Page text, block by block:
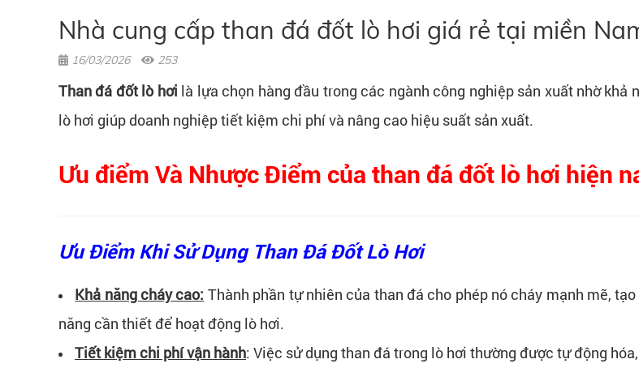
Nhà cung cấp than đá đốt lò hơi giá rẻ tại miền
16/03/2026 253
Than đá đốt lò hơi là lựa chọn hàng đầu trong các ngành công nghiệp sản xuất nhờ
lò hơi giúp doanh nghiệp tiết kiệm chi phí và nâng cao hiệu suất sản xuất.
Ưu điểm Và Nhược Điểm của than đá đốt lò hơi hiện
Ưu Điểm Khi Sử Dụng Than Đá Đốt Lò Hơi
Khả năng cháy cao: Thành phần tự nhiên của than đá cho phép nó cháy mạnh mẽ,
năng cần thiết để hoạt động lò hơi.
Tiết kiệm chi phí vận hành: Việc sử dụng than đá trong lò hơi thường được tự động